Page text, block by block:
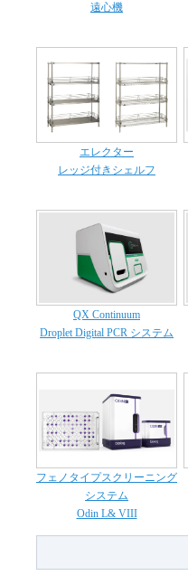
遠心機
エレクター
レッジ付きシェルフ
QX Continuum
Droplet Digital PCR システム
フェノタイプスクリーニング
システム
Odin L& VIII